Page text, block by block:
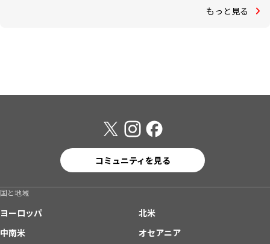
もっと見る
コミュニティを見る
国と地域
ヨーロッパ
北米
中南米
オセアニア